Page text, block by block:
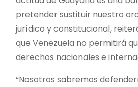
pretender sustituir nuestro
jurídico y constitucional,
que Venezuela no permitirá
derechos nacionales e
“Nosotros sabremos